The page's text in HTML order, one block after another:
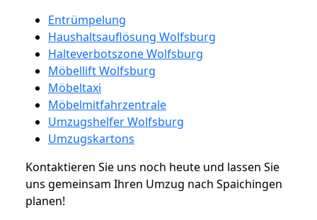
Entrümpelung
Haushaltsauflösung Wolfsburg
Halteverbotszone Wolfsburg
Möbellift Wolfsburg
Möbeltaxi
Möbelmitfahrzentrale
Umzugshelfer Wolfsburg
Umzugskartons
Kontaktieren Sie uns noch heute und lassen Sie
uns gemeinsam Ihren Umzug nach Spaichingen
planen!